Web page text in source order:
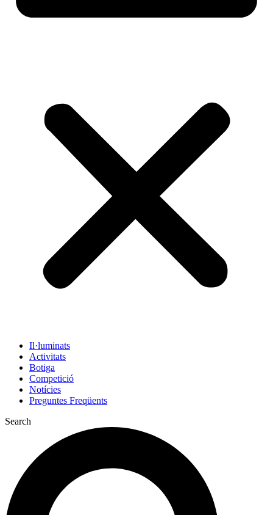
Il·luminats
Activitats
Botiga
Competició
Notícies
Preguntes Freqüents
Search